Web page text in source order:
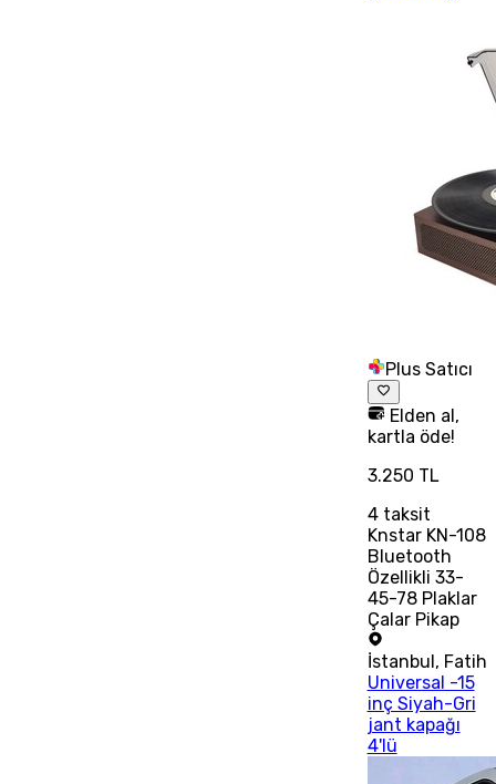
Plus Satıcı
Elden al,
kartla öde!
3.250 TL
4taksit
Knstar KN-108
Bluetooth
Özellikli 33-
45-78 Plaklar
Çalar Pikap
İstanbul , Fatih
Universal -15
inç Siyah-Gri
jant kapağı
4'lü